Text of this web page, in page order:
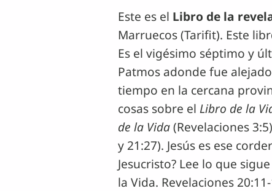
Este es el Libro de la
Marruecos (Tarifit). Este
Es el vigésimo séptimo y
Patmos adonde fue
tiempo en la cercana
cosas sobre el Libro de la
de la Vida(Revelaciones
y 21:27). Jesús es ese
Jesucristo? Lee lo que
la Vida. Revelaciones